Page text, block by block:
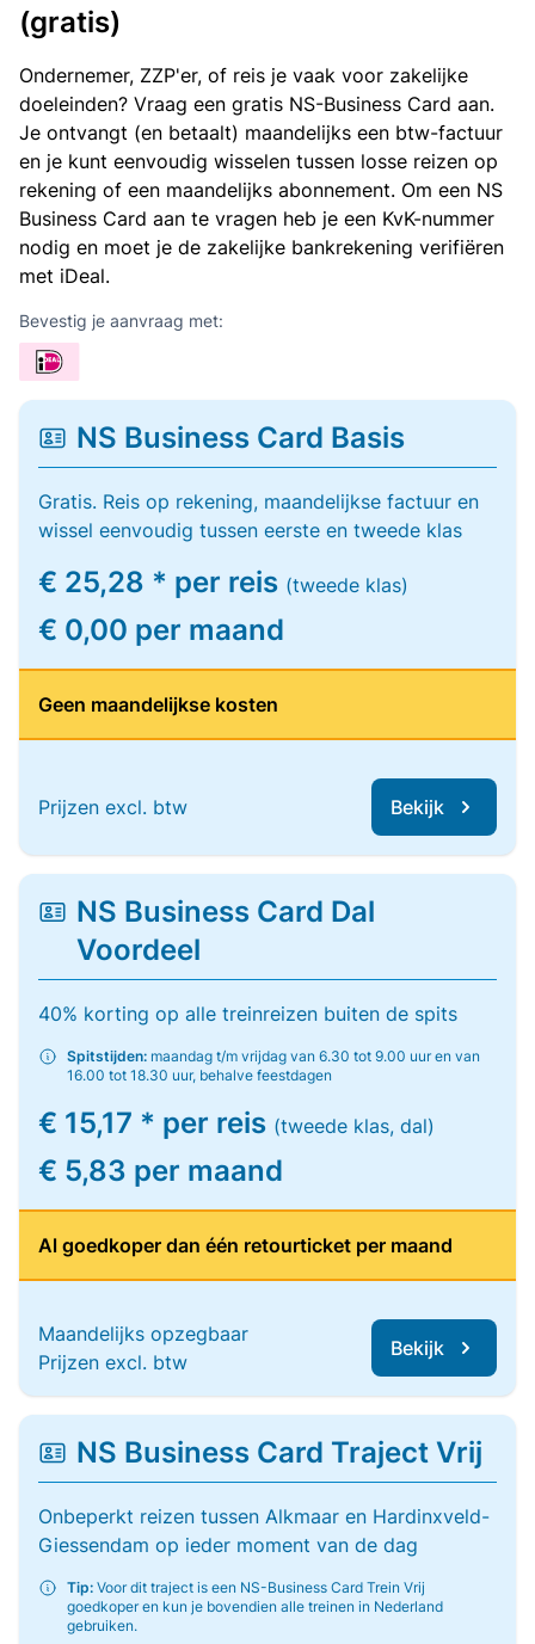
(gratis)
Ondernemer, ZZP'er, of reis je vaak voor zakelijke
doeleinden? Vraag een gratis NS-Business Card aan.
Je ontvangt (en betaalt) maandelijks een btw-factuur
en je kunt eenvoudig wisselen tussen losse reizen op
rekening of een maandelijks abonnement. Om een NS
Business Card aan te vragen heb je een KvK-nummer
nodig en moet je de zakelijke bankrekening verifiëren
met iDeal.
Bevestig je aanvraag met:
NS Business Card Basis
Gratis. Reis op rekening, maandelijkse factuur en
wissel eenvoudig tussen eerste en tweede klas
€ 25,28 * per reis (tweede klas)
€ 0,00 per maand
Geen maandelijkse kosten
Prijzen excl. btw Bekijk
NS Business Card Dal
Voordeel
40% korting op alle treinreizen buiten de spits
Spitstijden: maandag t/m vrijdag van 6.30 tot 9.00 uur en van
16.00 tot 18.30 uur, behalve feestdagen
€ 15,17 * per reis (tweede klas, dal)
€ 5,83 per maand
Al goedkoper dan één retourticket per maand
Maandelijks opzegbaar
Prijzen excl. btw
Bekijk
NS Business Card Traject Vrij
Onbeperkt reizen tussen Alkmaar en Hardinxveld-
Giessendam op ieder moment van de dag
Tip: Voor dit traject is een NS-Business Card Trein Vrij
goedkoper en kun je bovendien alle treinen in Nederland
gebruiken.